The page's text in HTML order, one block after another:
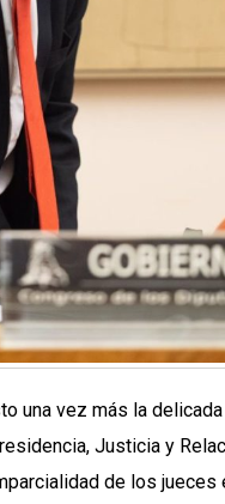
una vez más la
Justicia y
de los jueces